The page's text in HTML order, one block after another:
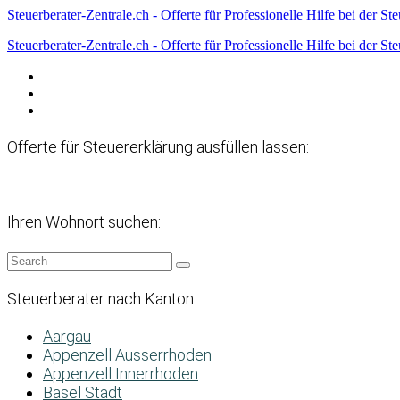
Steuerberater-Zentrale.ch - Offerte für Professionelle Hilfe bei der
Steuerberater-Zentrale.ch - Offerte für Professionelle Hilfe bei der
Offerte für Steuererklärung ausfüllen lassen:
Ihren Wohnort suchen:
Steuerberater nach Kanton:
Aargau
Appenzell Ausserrhoden
Appenzell Innerrhoden
Basel Stadt